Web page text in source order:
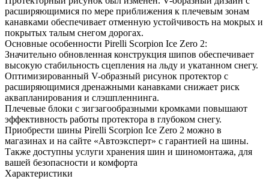
расширяющимися по мере приближения к плечевым зонам
канавками обеспечивает отменную устойчивость на мокрых и
покрытых талым снегом дорогах.
Основные особенности Pirelli Scorpion Ice Zero 2:
Значительно обновленная конструкция шипов обеспечивает
высокую стабильность сцепления на льду и укатанном снегу.
Оптимизированный V-образный рисунок протектор с
расширяющимися дренажными канавками снижает риск
аквапланирования и слэшпленнинга.
Плечевые блоки с зигзагообразными кромками повышают
эффективность работы протектора в глубоком снегу.
Приобрести шины Pirelli Scorpion Ice Zero 2 можно в
магазинах и на сайте «Автоэксперт» с гарантией на шины.
Также доступны услуги хранения шин и шиномонтажа, для
вашей безопасности и комфорта
Характеристики